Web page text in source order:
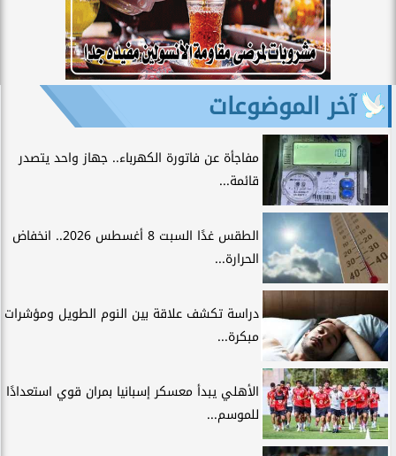
آخر الموضوعات
مفاجأة عن فاتورة الكهرباء.. جهاز واحد يتصدر
قائمة...
الطقس غدًا السبت 8 أغسطس 2026.. انخفاض
الحرارة...
دراسة تكشف علاقة بين النوم الطويل ومؤشرات
مبكرة...
الأهلي يبدأ معسكر إسبانيا بمران قوي استعدادًا
للموسم...